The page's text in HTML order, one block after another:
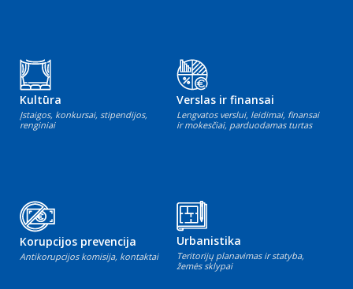
Kultūra
Įstaigos, konkursai, stipendijos,
renginiai
Verslas ir finansai
Lengvatos verslui, leidimai, finansai
ir mokesčiai, parduodamas turtas
Korupcijos prevencija
Antikorupcijos komisija, kontaktai
Urbanistika
Teritorijų planavimas ir statyba,
žemės sklypai